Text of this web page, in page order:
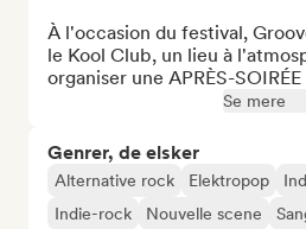
À l'occasion du festival,
le Kool Club, un lieu à
organiser une APRÈS-SOIRÉE
Se mere
Genrer, de elsker
Alternative rock Elektropop
Indie-rock
Nouvelle scene